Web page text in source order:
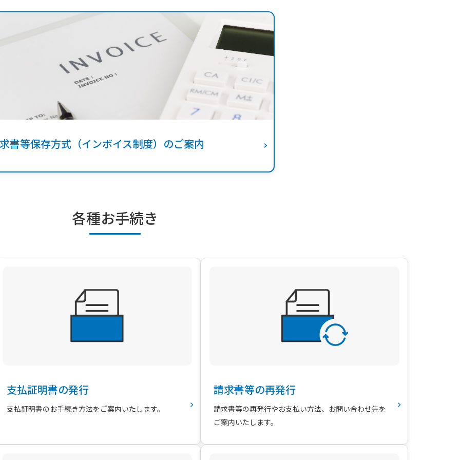
書等保存方式（インボイス制度）のご案内
各種お手続き
支払証明書の発行
支払証明書のお手続き方法をご案内いたします。
請求書等の再発行
請求書等の再発行やお支払い方法、お問い合わせ先を
ご案内いたします。